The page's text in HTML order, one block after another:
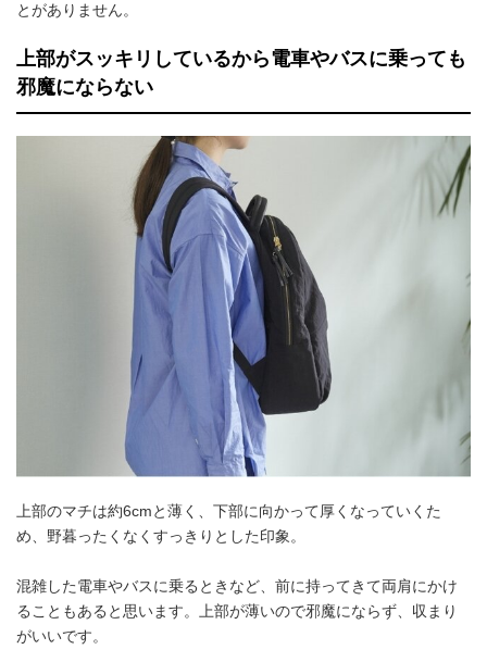
とがありません。
上部がスッキリしているから電車やバスに乗っても
邪魔にならない
上部のマチは約6cmと薄く、下部に向かって厚くなっていくた
め、野暮ったくなくすっきりとした印象。
混雑した電車やバスに乗るときなど、前に持ってきて両肩にかけ
ることもあると思います。上部が薄いので邪魔にならず、収まり
がいいです。